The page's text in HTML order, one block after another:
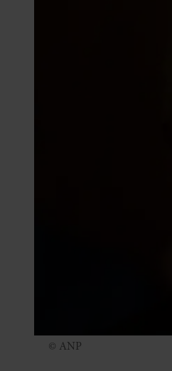
© ANP